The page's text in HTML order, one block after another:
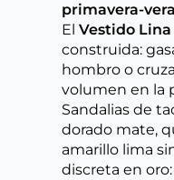
primavera-
El Vestido Lina
construida:
hombro o
volumen en la
Sandalias de
dorado mate,
amarillo lima
discreta en